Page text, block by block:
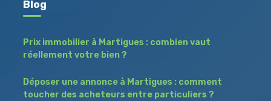
Blog
Prix immobilier à Martigues : combien vaut
réellement votre bien ?
Déposer une annonce à Martigues : comment
toucher des acheteurs entre particuliers ?